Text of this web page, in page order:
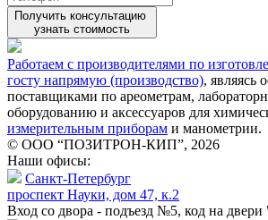
Получить консультацию
узнать стоимость
Работаем с производителями по
госту напрямую (производство), являясь
поставщиками по ареометрам,
оборудованию и аксессуаров для
измерительным приборам и манометрии.
© ООО “ПОЗИТРОН-КИП”, 2026
Наши офисы:
Санкт-Петербург
проспект Науки, дом 47, к.2
Вход со двора - подъезд №5, код на двери